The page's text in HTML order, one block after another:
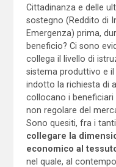
Cittadinanza e delle
sostegno (Reddito di
Emergenza) prima,
beneficio? Ci sono
collega il livello di
sistema produttivo e
indotto la richiesta di
collocano i beneficiari
non regolare del
Sono quesiti, fra i
collegare la
economico al
nel quale, al